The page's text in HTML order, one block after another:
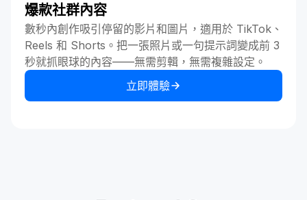
爆款社群內容
數秒內創作吸引停留的影片和圖片，適用於 TikTok、
Reels 和 Shorts。把一張照片或一句提示詞變成前 3
秒就抓眼球的內容——無需剪輯，無需複雜設定。
立即體驗